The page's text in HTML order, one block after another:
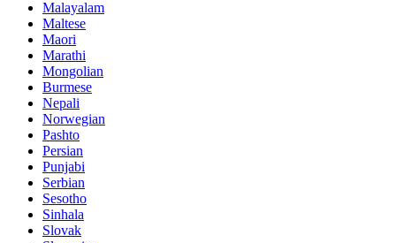
Malayalam
Maltese
Maori
Marathi
Mongolian
Burmese
Nepali
Norwegian
Pashto
Persian
Punjabi
Serbian
Sesotho
Sinhala
Slovak